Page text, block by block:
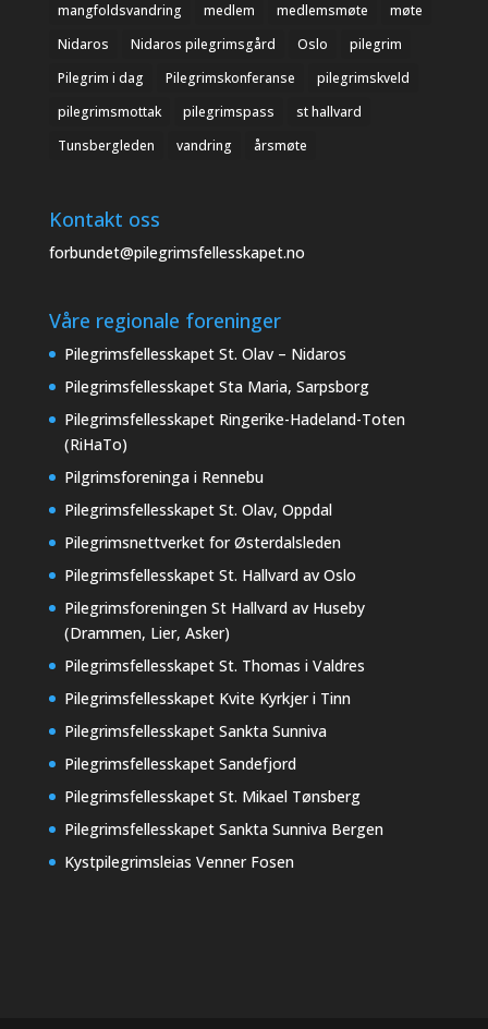
mangfoldsvandring
medlem medlemsmøte
møte
Nidaros
Nidaros pilegrimsgård Oslo
pilegrim
Pilegrim i dag
Pilegrimskonferanse
pilegrimskveld
pilegrimsmottak
pilegrimspass
st hallvard
Tunsbergleden
vandring årsmøte
Kontakt oss
forbundet@pilegrimsfellesskapet.no
Våre regionale foreninger
Pilegrimsfellesskapet St. Olav – Nidaros
Pilegrimsfellesskapet Sta Maria, Sarpsborg
Pilegrimsfellesskapet Ringerike-Hadeland-Toten
(RiHaTo)
Pilgrimsforeninga i Rennebu
Pilegrimsfellesskapet St. Olav, Oppdal
Pilegrimsnettverket for Østerdalsleden
Pilegrimsfellesskapet St. Hallvard av Oslo
Pilegrimsforeningen St Hallvard av Huseby
(Drammen, Lier, Asker)
Pilegrimsfellesskapet St. Thomas i Valdres
Pilegrimsfellesskapet Kvite Kyrkjer i Tinn
Pilegrimsfellesskapet Sankta Sunniva
Pilegrimsfellesskapet Sandefjord
Pilegrimsfellesskapet St. Mikael Tønsberg
Pilegrimsfellesskapet Sankta Sunniva Bergen
Kystpilegrimsleias Venner Fosen